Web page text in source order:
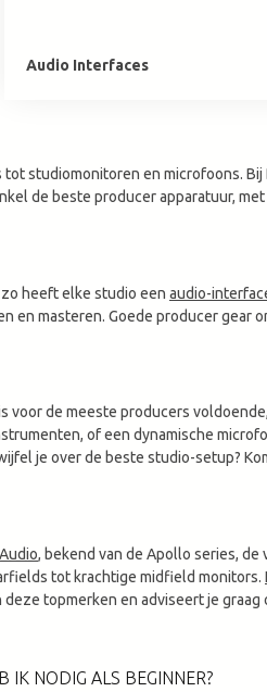
Audio Interfaces
studiomonitoren en microfoons.
de beste producer apparatuur,
heeft elke studio een audio-
en masteren. Goede producer gear
voor de meeste producers
of een dynamische
je over de beste studio-setup?
, bekend van de Apollo series,
tot krachtige midfield monitors.
topmerken en adviseert je
IK NODIG ALS BEGINNER?